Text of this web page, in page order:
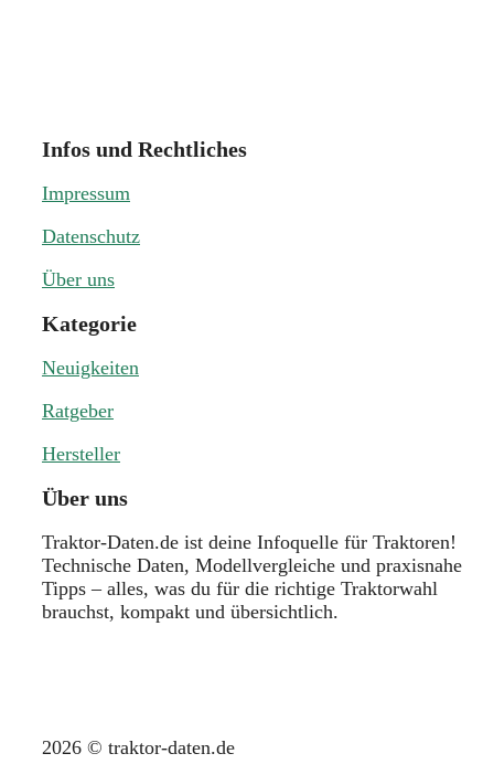
Infos und Rechtliches
Impressum
Datenschutz
Über uns
Kategorie
Neuigkeiten
Ratgeber
Hersteller
Über uns
Traktor-Daten.de ist deine Infoquelle für Traktoren!
Technische Daten, Modellvergleiche und praxisnahe
Tipps – alles, was du für die richtige Traktorwahl
brauchst, kompakt und übersichtlich.
2026 © traktor-daten.de